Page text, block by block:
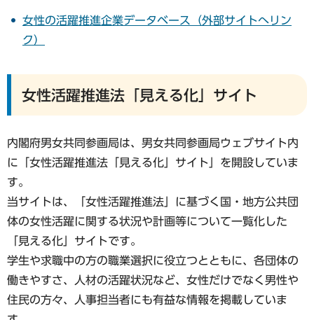
女性の活躍推進企業データベース（外部サイトへリン
ク）
女性活躍推進法「見える化」サイト
内閣府男女共同参画局は、男女共同参画局ウェブサイト内
に「女性活躍推進法「見える化」サイト」を開設していま
す。
当サイトは、「女性活躍推進法」に基づく国・地方公共団
体の女性活躍に関する状況や計画等について一覧化した
「見える化」サイトです。
学生や求職中の方の職業選択に役立つとともに、各団体の
働きやすさ、人材の活躍状況など、女性だけでなく男性や
住民の方々、人事担当者にも有益な情報を掲載していま